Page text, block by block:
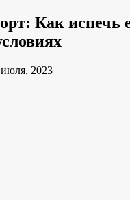
Как испечь
2023